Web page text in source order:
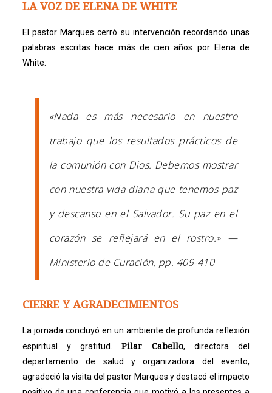
LA VOZ DE ELENA DE WHITE
El pastor Marques cerró su intervención recordando unas
palabras escritas hace más de cien años por Elena de
White:
«Nada es más necesario en nuestro
trabajo que los resultados prácticos de
la comunión con Dios. Debemos mostrar
con nuestra vida diaria que tenemos paz
y descanso en el Salvador. Su paz en el
corazón se reflejará en el rostro.» —
Ministerio de Curación, pp. 409-410
CIERRE Y AGRADECIMIENTOS
La jornada concluyó en un ambiente de profunda reflexión
espiritual y gratitud. Pilar Cabello, directora del
departamento de salud y organizadora del evento,
agradeció la visita del pastor Marques y destacó el impacto